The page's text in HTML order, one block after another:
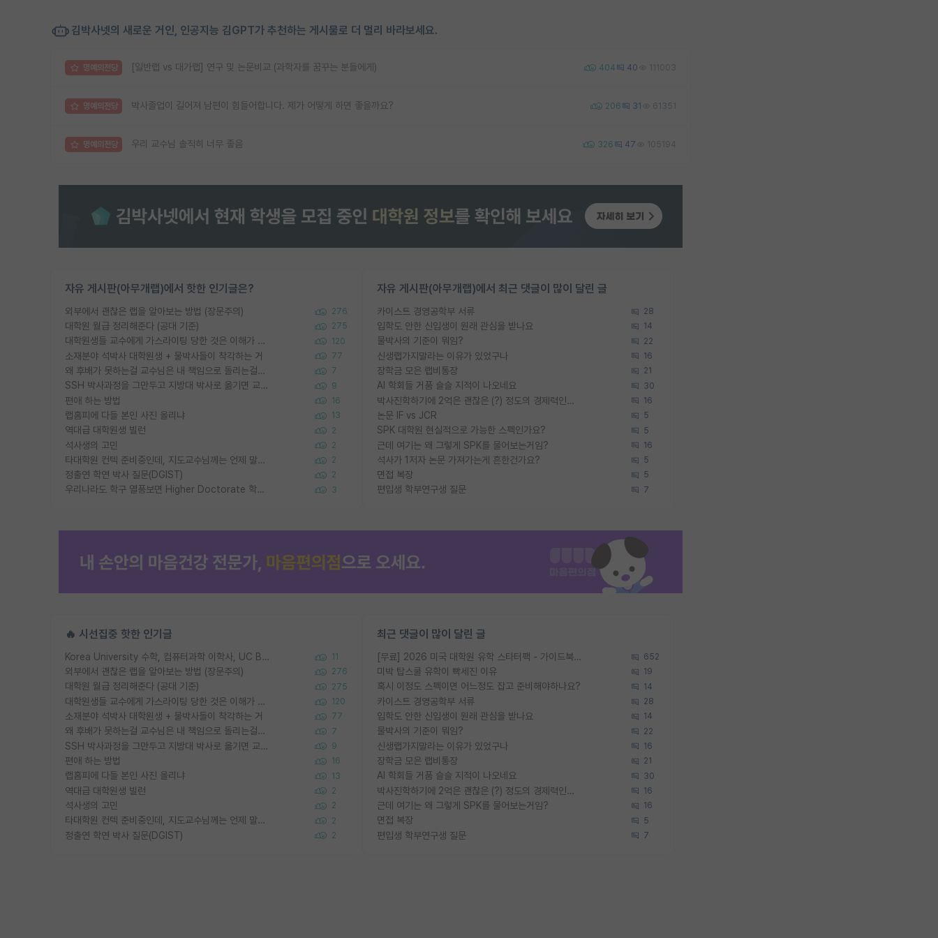
김박사넷의 새로운 거인, 인공지능 김GPT가 추천하는 게시물로 더 멀리 바라보세요.
명예의전당 [일반랩 vs 대가랩] 연구 및 논문비교 (과학자를 꿈꾸는 분들에게) 404 40 111003
명예의전당 박사졸업이 길어져 남편이 힘들어합니다. 제가 어떻게 하면 좋을까요? 206 31 61351
명예의전당 우리 교수님 솔직히 너무 좋음 326 47 105194
자유 게시판(아무개랩)에서 핫한 인기글은?
외부에서 괜찮은 랩을 알아보는 방법 (장문주의) 276
대학원 월급 정리해준다 (공대 기준) 275
대학원생들 교수에게 가스라이팅 당한 것은 이해가 갑니다. 안타깝네요. 120
소재분야 석박사 대학원생 + 물박사들이 착각하는 거 77
왜 후배가 못하는걸 교수님은 내 책임으로 돌리는걸까요? 7
SSH 박사과정을 그만두고 지방대 박사로 옮기면 교수의 꿈은 끝일까요? 9
편애 하는 방법 16
랩홈피에 다들 본인 사진 올리냐 13
역대급 대학원생 빌런 2
석사생의 고민 2
타대학원 컨텍 준비중인데, 지도교수님께는 언제 말씀드려야 할까요? 2
정출연 학연 박사 질문(DGIST) 2
우리나라도 학구 열풍보면 Higher Doctorate 학위가 필요하다고 봅니다. 3
자유 게시판(아무개랩)에서 최근 댓글이 많이 달린 글
카이스트 경영공학부 서류 28
입학도 안한 신입생이 원래 관심을 받나요 14
물박사의 기준이 뭐임? 22
신생랩가지말라는 이유가 있었구나 16
장학금 모은 랩비통장 21
AI 학회들 거품 슬슬 지적이 나오네요 30
박사진학하기에 2억은 괜찮은 (?) 정도의 경제력인가요 16
논문 IF vs JCR 5
SPK 대학원 현실적으로 가능한 스펙인가요? 5
근데 여기는 왜 그렇게 SPK를 물어보는거임? 16
석사가 1저자 논문 가져가는게 흔한건가요? 5
면접 복장 5
편입생 학부연구생 질문 7
🔥 시선집중 핫한 인기글
Korea University 수학, 컴퓨터과학 이학사, UC Berkeley 산업공학 대학원 공학박사가 되는 것은 쉽지 않겠죠? 11
외부에서 괜찮은 랩을 알아보는 방법 (장문주의) 276
대학원 월급 정리해준다 (공대 기준) 275
대학원생들 교수에게 가스라이팅 당한 것은 이해가 갑니다. 안타깝네요. 120
소재분야 석박사 대학원생 + 물박사들이 착각하는 거 77
왜 후배가 못하는걸 교수님은 내 책임으로 돌리는걸까요? 7
SSH 박사과정을 그만두고 지방대 박사로 옮기면 교수의 꿈은 끝일까요? 9
편애 하는 방법 16
랩홈피에 다들 본인 사진 올리냐 13
역대급 대학원생 빌런 2
석사생의 고민 2
타대학원 컨텍 준비중인데, 지도교수님께는 언제 말씀드려야 할까요? 2
정출연 학연 박사 질문(DGIST) 2
최근 댓글이 많이 달린 글
[무료] 2026 미국 대학원 유학 스타터팩 - 가이드북 & 합격자 컨택메일 템플릿 652
미박 탑스쿨 유학이 빡세진 이유 19
혹시 이정도 스펙이면 어느정도 잡고 준비해야하나요? 14
카이스트 경영공학부 서류 28
입학도 안한 신입생이 원래 관심을 받나요 14
물박사의 기준이 뭐임? 22
신생랩가지말라는 이유가 있었구나 16
장학금 모은 랩비통장 21
AI 학회들 거품 슬슬 지적이 나오네요 30
박사진학하기에 2억은 괜찮은 (?) 정도의 경제력인가요 16
근데 여기는 왜 그렇게 SPK를 물어보는거임? 16
면접 복장 5
편입생 학부연구생 질문 7